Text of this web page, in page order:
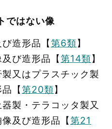
ではない像
造形品【第6類】
び造形品【第14類】
又はプラスチック製
【第20類】
製・テラコッタ製又
及び造形品【第21